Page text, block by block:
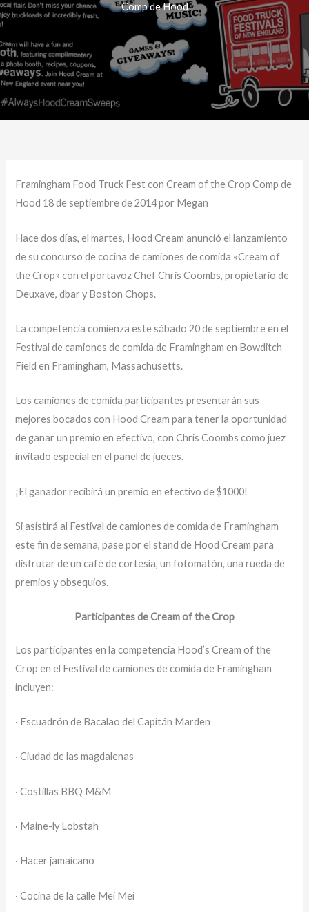
Comp de Hood
Framingham Food Truck Fest con Cream of the Crop Comp de
Hood 18 de septiembre de 2014 por Megan
Hace dos días, el martes, Hood Cream anunció el lanzamiento
de su concurso de cocina de camiones de comida «Cream of
the Crop» con el portavoz Chef Chris Coombs, propietario de
Deuxave, dbar y Boston Chops.
La competencia comienza este sábado 20 de septiembre en el
Festival de camiones de comida de Framingham en Bowditch
Field en Framingham, Massachusetts.
Los camiones de comida participantes presentarán sus
mejores bocados con Hood Cream para tener la oportunidad
de ganar un premio en efectivo, con Chris Coombs como juez
invitado especial en el panel de jueces.
¡El ganador recibirá un premio en efectivo de $1000!
Si asistirá al Festival de camiones de comida de Framingham
este fin de semana, pase por el stand de Hood Cream para
disfrutar de un café de cortesía, un fotomatón, una rueda de
premios y obsequios.
Participantes de Cream of the Crop
Los participantes en la competencia Hood’s Cream of the
Crop en el Festival de camiones de comida de Framingham
incluyen:
· Escuadrón de Bacalao del Capitán Marden
· Ciudad de las magdalenas
· Costillas BBQ M&M
· Maine-ly Lobstah
· Hacer jamaicano
· Cocina de la calle Mei Mei